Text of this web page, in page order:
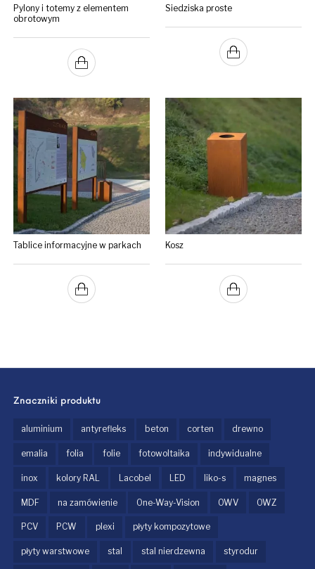
Pylony i totemy z elementem
obrotowym
Siedziska proste
Tablice informacyjne w parkach Kosz
Znaczniki produktu
aluminium antyrefleks beton corten drewno
emalia folia folie fotowoltaika indywidualne
inox kolory RAL Lacobel LED liko-s magnes
MDF na zamówienie One-Way-Vision OWV OWZ
PCV PCW plexi płyty kompozytowe
płyty warstwowe stal stal nierdzewna styrodur